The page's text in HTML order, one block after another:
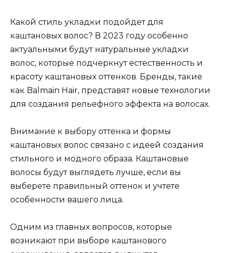
Какой стиль укладки подойдет для
каштановых волос? В 2023 году особенно
актуальными будут натуральные укладки
волос, которые подчеркнут естественность и
красоту каштановых оттенков. Бренды, такие
как Balmain Hair, представят новые технологии
для создания рельефного эффекта на волосах.
Внимание к выбору оттенка и формы
каштановых волос связано с идеей создания
стильного и модного образа. Каштановые
волосы будут выглядеть лучше, если вы
выберете правильный оттенок и учтете
особенности вашего лица.
Одним из главных вопросов, которые
возникают при выборе каштанового